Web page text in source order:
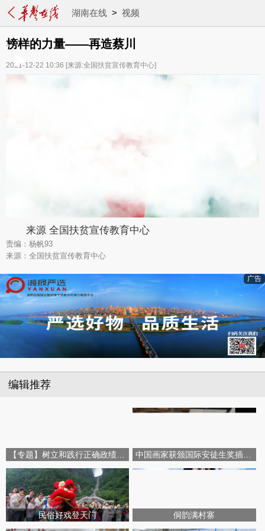
湖南在线> 视频
榜样的力量——再造蔡川
2021-12-22 10:36 [来源:全国扶贫宣传教育中心]
来源 全国扶贫宣传教育中心
责编：杨帆93
来源：全国扶贫宣传教育中心
广告
编辑推荐
民俗好戏登天门 侗韵满村寨